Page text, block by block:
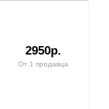
2950р.
От 1 продавца